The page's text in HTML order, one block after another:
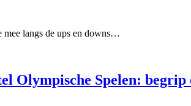
mee langs de ups en downs…
Olympische Spelen: